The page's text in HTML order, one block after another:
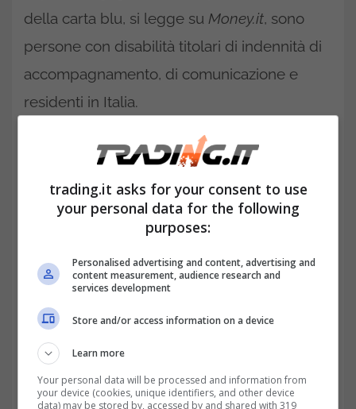
della carta blu, si legge su Money.it, sono
persone con disabilità titolari di indennità di
accompagnamento, di comunicazione e
residenti in Italia.
Ai fini del diritto all’agevolazione, l’eventuale
soggetto in questione devedimostrare
trading.it asks for your consent to use
your personal data for the following
purposes:
Personalised advertising and content, advertising and
content measurement, audience research and
services development
Store and/or access information on a device
Learn more
Your personal data will be processed and information from
your device (cookies, unique identifiers, and other device
data) may be stored by, accessed by and shared with 319